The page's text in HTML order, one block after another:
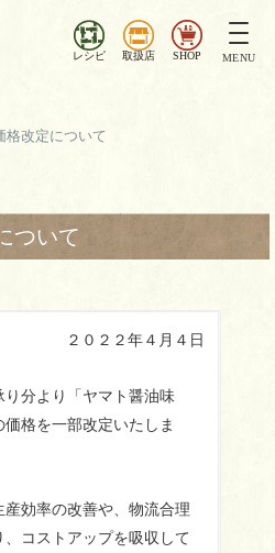
レシピ 取扱店 SHOP
ナ
ビ
MENU
格改定について
ついて
２０２２年４月４日
り分より「ヤマト醤油味
格を一部改定いたしま
効率の改善や、物流合理
コストアップを吸収して